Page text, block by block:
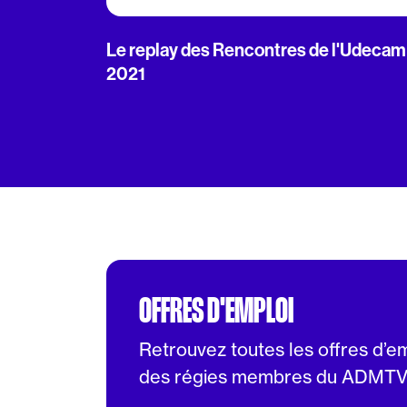
Le replay des Rencontres de l'Udecam
2021
OFFRES D'EMPLOI
Retrouvez toutes les offres
des régies membres du ADMTV